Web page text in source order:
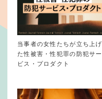
当事者の女性たちが立ち上げ
た性被害・性犯罪の防犯サー
ビス・プロダクト